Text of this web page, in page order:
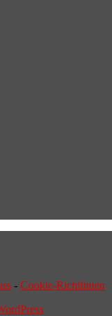
- Cookie-Richtlinien